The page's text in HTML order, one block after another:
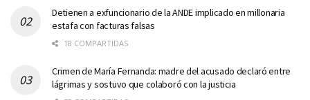
Detienen a exfuncionario de la ANDE implicado en millonaria
estafa con facturas falsas
18 COMPARTIDAS
Crimen de María Fernanda: madre del acusado declaró entre
lágrimas y sostuvo que colaboró con la justicia